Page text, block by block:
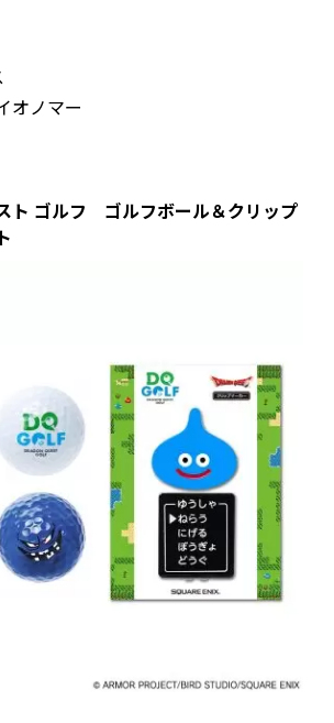
オノマー
ト ゴルフ ゴルフボール＆クリップ